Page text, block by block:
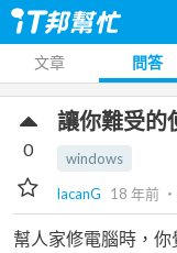
文章 問答
讓你難受的
windows
lacanG
18 年前 ‧
0
幫人家修電腦時，